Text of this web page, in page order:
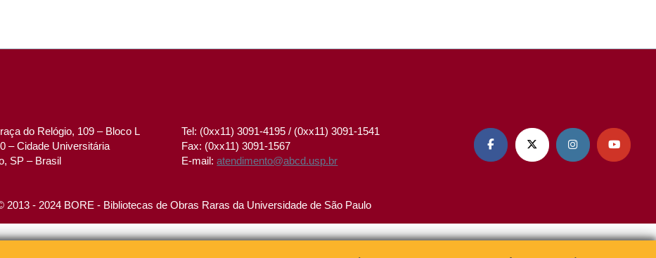
do Relógio, 109 – Bloco L
– Cidade Universitária
SP – Brasil
Tel: (0xx11) 3091-4195 / (0xx11) 3091-1541
Fax: (0xx11) 3091-1567
E-mail:atendimento@abcd.usp.br
   
2013 - 2024 BORE - Bibliotecas de Obras Raras da Universidade de São Paulo